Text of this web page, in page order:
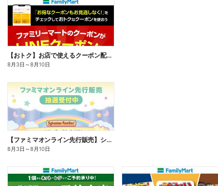
【おトク】お店で使えるクーポン配信中
8月3日 ～8月10日
【ファミマオンライン先行販売】シルバニアファミリー
8月3日 ～8月10日